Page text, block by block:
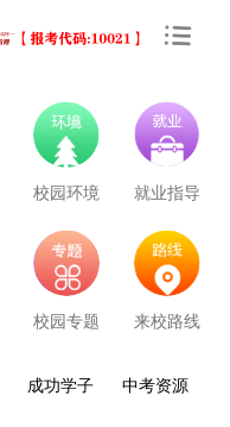
校园环境 就业指导
校园专题 来校路线
成功学子 中考资源